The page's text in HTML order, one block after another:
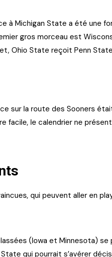
à Michigan State a été une
gros morceau est
Ohio State reçoit Penn
sur la route des Sooners
facile, le calendrier ne
qui peuvent aller en
(Iowa et Minnesota)
qui pourrait s’avérer